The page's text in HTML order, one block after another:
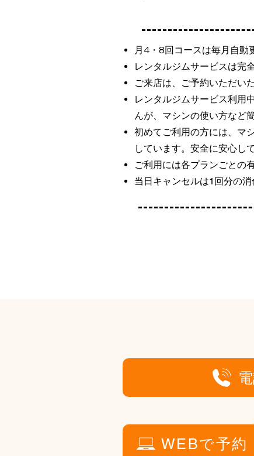
月4・8回コースは毎月自動
レンタルジムサービスは完
ご来店は、ご予約いただい
レンタルジムサービス利用
んが、マシンの使い方など
初めてご利用の方には、マ
しています。安全に安心し
ご利用には各プランごとの
当日キャンセルは1回分の
WEBで予約